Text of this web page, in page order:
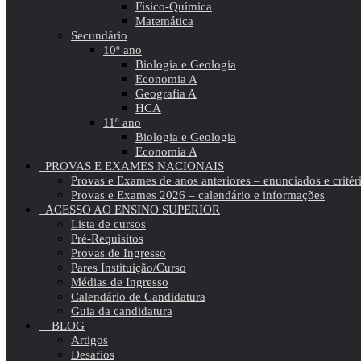
Físico-Química
Matemática
Secundário
10º ano
Biologia e Geologia
Economia A
Geografia A
HCA
11º ano
Biologia e Geologia
Economia A
PROVAS E EXAMES NACIONAIS
Provas e Exames de anos anteriores – enunciados e
Provas e Exames 2026 – calendário e informações
ACESSO AO ENSINO SUPERIOR
Lista de cursos
Pré-Requisitos
Provas de Ingresso
Pares Instituição/Curso
Médias de Ingresso
Calendário de Candidatura
Guia da candidatura
BLOG
Artigos
Desafios